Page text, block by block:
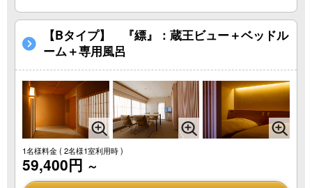
【Bタイプ】 『縹』：蔵王ビュー＋ベッドル
ーム＋専用風呂
1名様料金( 2名様1室利用時 )
59,400円 ～